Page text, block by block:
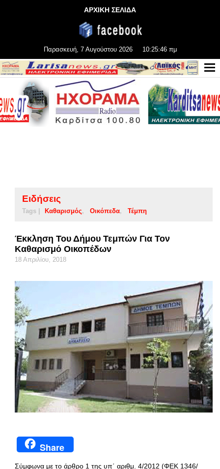
ΑΡΧΙΚΗ ΣΕΛΙΔΑ
Παρασκευή, 7 Αυγούστου 2026 10:25:46 πμ
Ειδήσεις
Tags | Καθαρισμός Οικόπεδα Τέμπη
Έκκληση Του Δήμου Τεμπών Για Τον
Καθαρισμό Οικοπέδων
18 Απριλίου, 2018
Share
Σύμφωνα με το άρθρο 1 της υπ΄ αριθμ. 4/2012 (ΦΕΚ 1346/